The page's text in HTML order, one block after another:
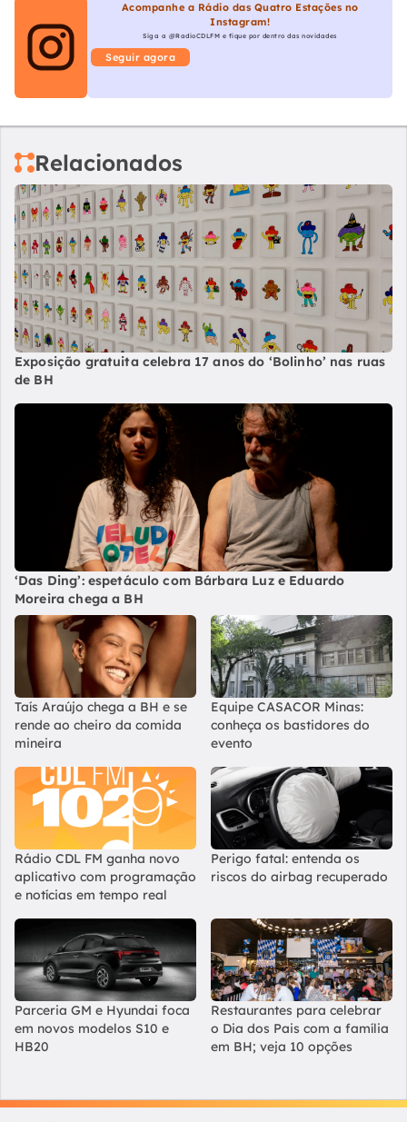
Acompanhe a Rádio das Quatro Estações no
Instagram!
Siga a @RadioCDLFM e fique por dentro das novidades
Seguir agora
Relacionados
Exposição gratuita celebra 17 anos do ‘Bolinho’ nas ruas
de BH
‘Das Ding’: espetáculo com Bárbara Luz e Eduardo
Moreira chega a BH
Taís Araújo chega a BH e se
rende ao cheiro da comida
mineira
Equipe CASACOR Minas:
conheça os bastidores do
evento
Rádio CDL FM ganha novo
aplicativo com programação
e notícias em tempo real
Perigo fatal: entenda os
riscos do airbag recuperado
Parceria GM e Hyundai foca
em novos modelos S10 e
HB20
Restaurantes para celebrar
o Dia dos Pais com a família
em BH; veja 10 opções